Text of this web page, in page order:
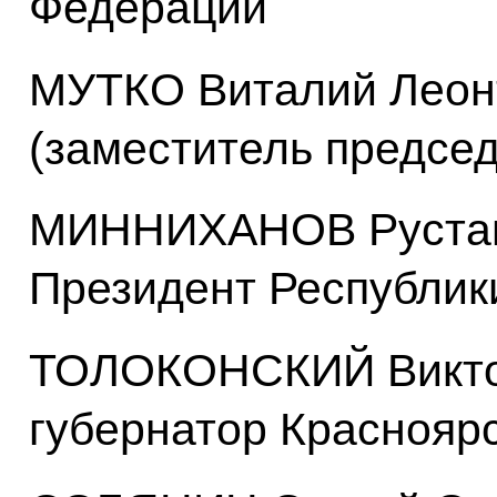
МУТКО Виталий
(заместитель
МИННИХАНОВ
Президент
ТОЛОКОНСКИЙ
губернатор